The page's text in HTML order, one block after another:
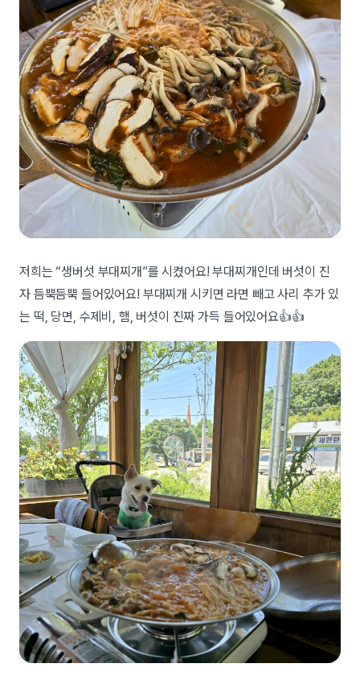
저희는 “생버섯 부대찌개”를 시켰어요! 부대찌개인데 버섯이 진
자 듬뿍듬뿍 들어있어요! 부대찌개 시키면 라면 빼고 사리 추가 있
는 떡, 당면, 수제비, 햄, 버섯이 진짜 가득 들어있어요👍👍